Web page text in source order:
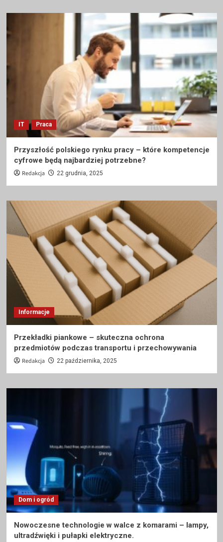
IT Praca
Przyszłość polskiego rynku pracy – które kompetencje
cyfrowe będą najbardziej potrzebne?
Redakcja 22 grudnia, 2025
Informacje
Przekładki piankowe – skuteczna ochrona
przedmiotów podczas transportu i przechowywania
Redakcja 22 października, 2025
Dom i ogród
Nowoczesne technologie w walce z komarami – lampy,
ultradźwięki i pułapki elektryczne.